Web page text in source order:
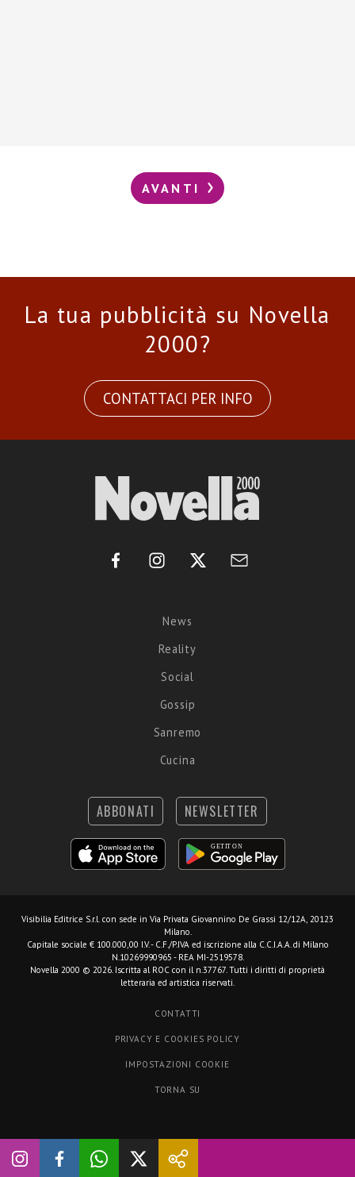
AVANTI
La tua pubblicità su Novella
2000?
CONTATTACI PER INFO
News
Reality
Social
Gossip
Sanremo
Cucina
ABBONATI NEWSLETTER
Visibilia Editrice S.r.l. con sede in Via Privata Giovannino De Grassi 12/12A, 20123
Milano.
Capitale sociale € 100.000,00 I.V. - C.F./P.IVA ed iscrizione alla C.C.I.A.A. di Milano
N.10269990965 - REA MI-2519578.
Novella 2000 © 2026. Iscritta al ROC con il n.37767. Tutti i diritti di proprietà
letteraria ed artistica riservati.
CONTATTI
PRIVACY E COOKIES POLICY
IMPOSTAZIONI COOKIE
TORNA SU